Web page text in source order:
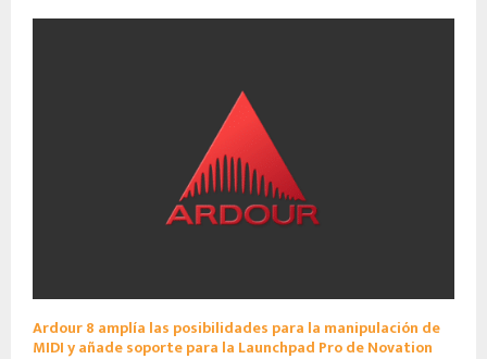
Ardour 8 amplía las posibilidades para la manipulación de
MIDI y añade soporte para la Launchpad Pro de Novation